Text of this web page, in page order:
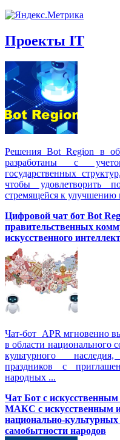
Проекты IT
Решения Вot Region в
разработаны с
государственных
чтобы удовлетворить
стремящейся к
Цифровой чат бот Вot
правительственных
искусственного
Чат-бот APR мгновенно
в области национального
культурного
праздников с
народных ...
Чат Бот с
МАКС с искусственным
национально-
самобытности народов